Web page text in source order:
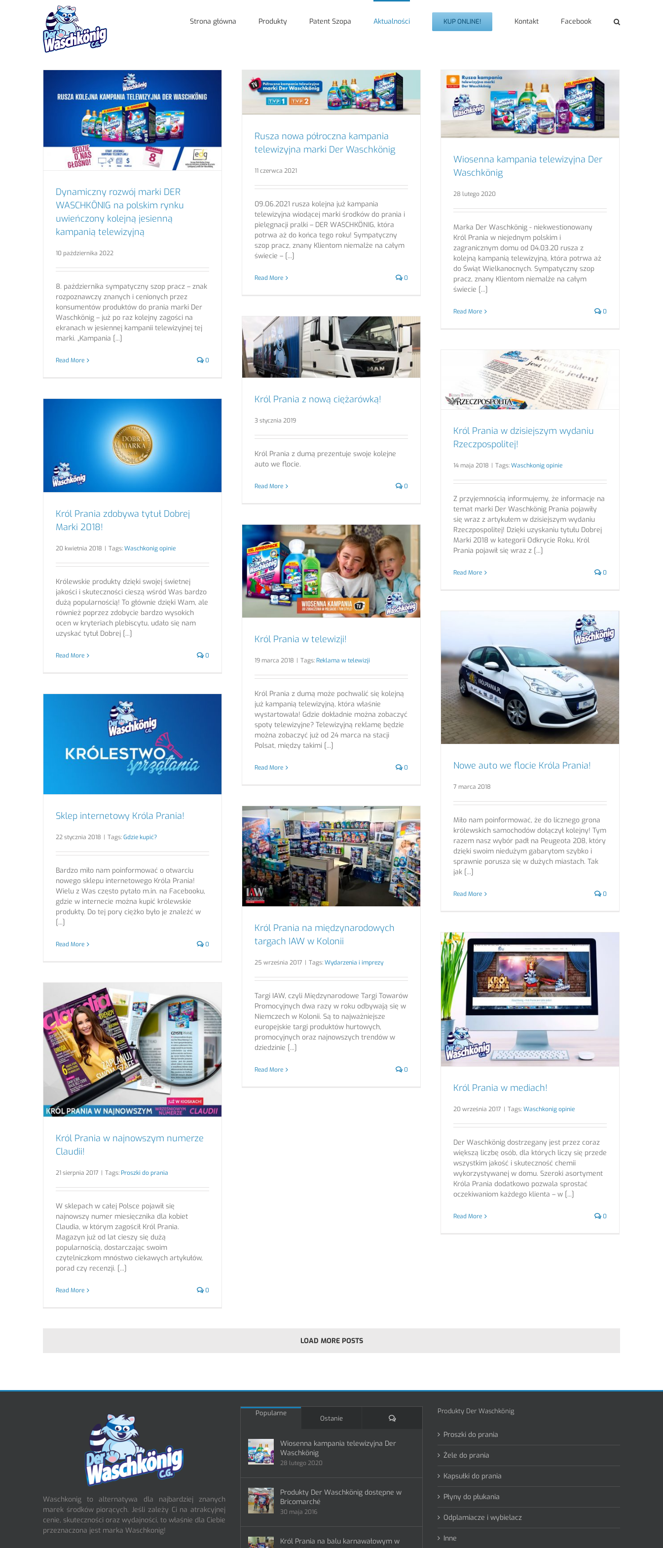
Strona główna Produkty Patent Szopa Aktualności KUP ONLINE! Kontakt Facebook
Dynamiczny rozwój marki DER
WASCHKŌNIG na polskim rynku
uwieńczony kolejną jesienną
kampanią telewizyjną
10 października 2022
8. października sympatyczny szop pracz – znak
rozpoznawczy znanych i cenionych przez
konsumentów produktów do prania marki Der
Waschkönig – już po raz kolejny zagości na
ekranach w jesiennej kampanii telewizyjnej tej
marki. „Kampania [...]
Read More 0
Rusza nowa półroczna kampania
telewizyjna marki Der Waschkönig
11 czerwca 2021
09.06.2021 rusza kolejna już kampania
telewizyjna wiodącej marki środków do prania i
pielęgnacji pralki – DER WASCHKÖNIG, która
potrwa aż do końca tego roku! Sympatyczny
szop pracz, znany Klientom niemalże na całym
świecie – [...]
Read More 0
Wiosenna kampania telewizyjna Der
Waschkönig
28 lutego 2020
Marka Der Waschkönig - niekwestionowany
Król Prania w niejednym polskim i
zagranicznym domu od 04.03.20 rusza z
kolejną kampanią telewizyjną, która potrwa aż
do Świąt Wielkanocnych. Sympatyczny szop
pracz, znany Klientom niemalże na całym
świecie [...]
Read More 0
Król Prania z nową ciężarówką!
3 stycznia 2019
Król Prania z dumą prezentuje swoje kolejne
auto we flocie.
Read More 0
Król Prania w dzisiejszym wydaniu
Rzeczpospolitej!
14 maja 2018 | Tags:Waschkonig opinie
Z przyjemnością informujemy, że informacje na
temat marki Der Waschkönig Prania pojawiły
się wraz z artykułem w dzisiejszym wydaniu
Rzeczpospolitej! Dzięki uzyskaniu tytułu Dobrej
Marki 2018 w kategorii Odkrycie Roku, Król
Prania pojawił się wraz z [...]
Read More 0
Król Prania zdobywa tytuł Dobrej
Marki 2018!
20 kwietnia 2018 | Tags:Waschkonig opinie
Królewskie produkty dzięki swojej świetnej
jakości i skuteczności cieszą wśród Was bardzo
dużą popularnością! To głównie dzięki Wam, ale
również poprzez zdobycie bardzo wysokich
ocen w kryteriach plebiscytu, udało się nam
uzyskać tytuł Dobrej [...]
Read More 0
Król Prania w telewizji!
19 marca 2018 | Tags: Reklama w telewizji
Król Prania z dumą może pochwalić się kolejną
już kampanią telewizyjną, która właśnie
wystartowała! Gdzie dokładnie można zobaczyć
spoty telewizyjne? Telewizyjną reklamę będzie
można zobaczyć już od 24 marca na stacji
Polsat, między takimi [...]
Read More 0 Nowe auto we flocie Króla Prania!
7 marca 2018
Miło nam poinformować, że do licznego grona
królewskich samochodów dołączył kolejny! Tym
razem nasz wybór padł na Peugeota 208, który
dzięki swoim niedużym gabarytom szybko i
sprawnie porusza się w dużych miastach. Tak
jak [...]
Read More 0
Sklep internetowy Króla Prania!
22 stycznia 2018 | Tags:Gdzie kupić?
Bardzo miło nam poinformować o otwarciu
nowego sklepu internetowego Króla Prania!
Wielu z Was często pytało m.in. na Facebooku,
gdzie w internecie można kupić królewskie
produkty. Do tej pory ciężko było je znaleźć w
[...]
Read More 0
Król Prania na międzynarodowych
targach IAW w Kolonii
25 września 2017 | Tags:Wydarzenia i imprezy
Targi IAW, czyli Międzynarodowe Targi Towarów
Promocyjnych dwa razy w roku odbywają się w
Niemczech w Kolonii. Są to najważniejsze
europejskie targi produktów hurtowych,
promocyjnych oraz najnowszych trendów w
dziedzinie [...]
Read More 0
Król Prania w mediach!
20 września 2017 | Tags:Waschkonig opinie
Der Waschkönig dostrzegany jest przez coraz
większą liczbę osób, dla których liczy się przede
wszystkim jakość i skuteczność chemii
wykorzystywanej w domu. Szeroki asortyment
Króla Prania dodatkowo pozwala sprostać
oczekiwaniom każdego klienta – w [...]
Read More 0
Król Prania w najnowszym numerze
Claudii!
21 sierpnia 2017 | Tags: Proszki do prania
W sklepach w całej Polsce pojawił się
najnowszy numer miesięcznika dla kobiet
Claudia, w którym zagościł Król Prania.
Magazyn już od lat cieszy się dużą
popularnością, dostarczając swoim
czytelniczkom mnóstwo ciekawych artykułów,
porad czy recenzji. [...]
Read More 0
LOAD MORE POSTS
Waschkonig to alternatywa dla najbardziej znanych
marek środków piorących. Jeśli zależy Ci na atrakcyjnej
cenie, skuteczności oraz wydajności, to właśnie dla Ciebie
przeznaczona jest marka Waschkonig!
Popularne
Ostanie Komentarze
Wiosenna kampania telewizyjna Der
Waschkönig
28 lutego 2020
Produkty Der Waschkönig dostępne w
Bricomarché
30 maja 2016
Król Prania na balu karnawałowym w
Produkty Der Waschkönig
Proszki do prania
Żele do prania
Kapsułki do prania
Płyny do płukania
Odplamiacze i wybielacz
Inne